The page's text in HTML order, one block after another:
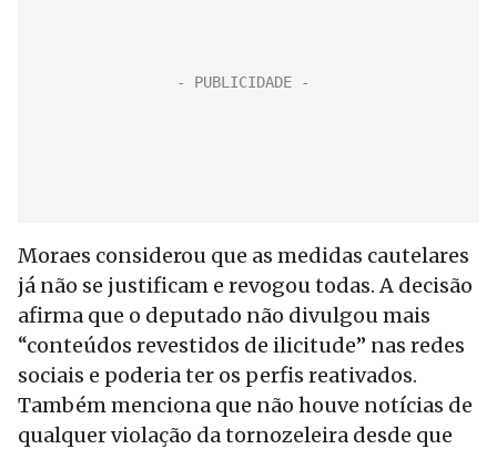
Moraes considerou que as medidas cautelares
já não se justificam e revogou todas. A decisão
afirma que o deputado não divulgou mais
“conteúdos revestidos de ilicitude” nas redes
sociais e poderia ter os perfis reativados.
Também menciona que não houve notícias de
qualquer violação da tornozeleira desde que